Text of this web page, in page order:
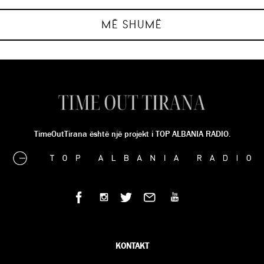
MË SHUMË
SILVIA TABAKU
SILVIA TABAKU
SILVIA TABAKU
SILVIA TABAKU
TimeOutTirana është një projekt i TOP ALBANIA RADIO.
KONTAKT